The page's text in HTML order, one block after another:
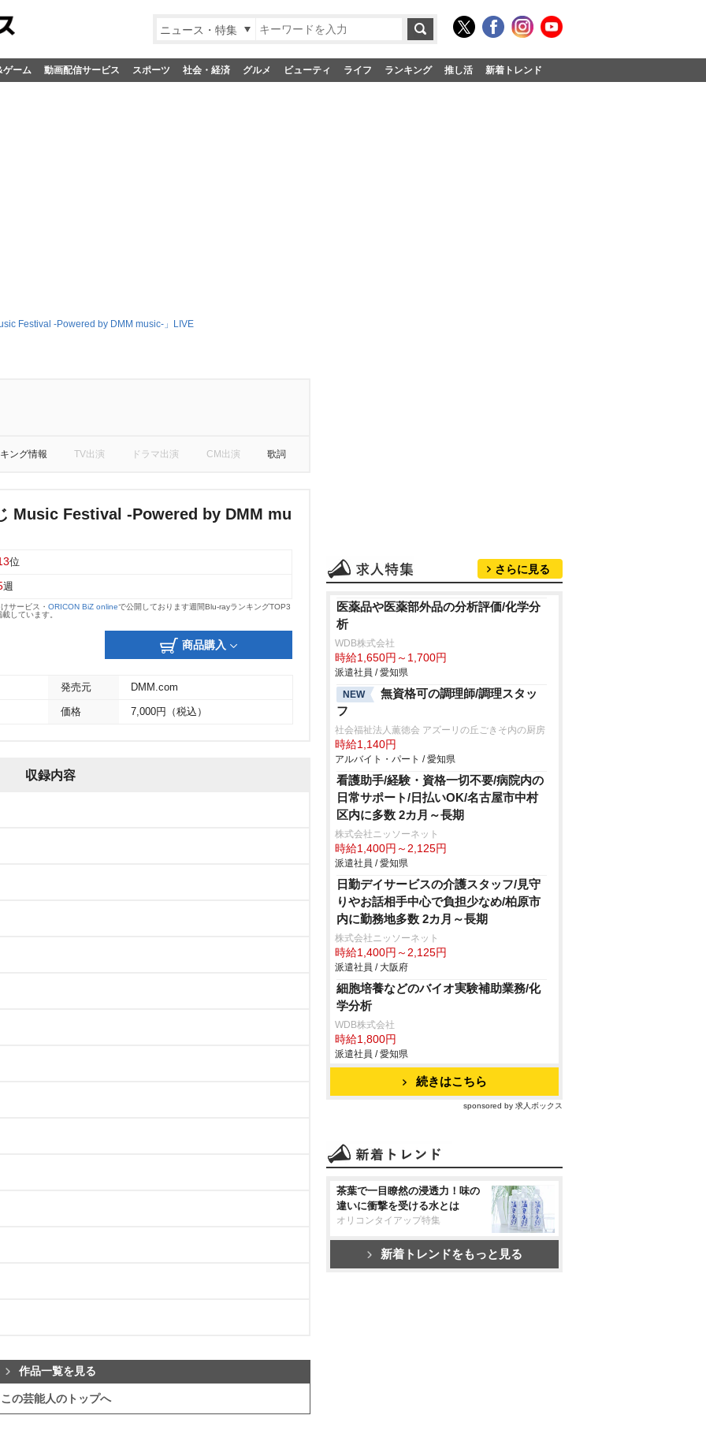
ニュース・特集
ゲーム 動画配信サービス スポーツ 社会・経済 グルメ ビューティ ライフ ランキング 推し活 新着トレンド
Festival -Powered by DMM music-」LIVE
ング情報 TV出演 ドラマ出演 CM出演 歌詞
Music Festival -Powered by DMM mu
位
週
サービス・ ORICON BiZ onlineで公開しております週間Blu-rayランキングTOP3
しています。
商品購入
発売元 DMM.com
価格 7,000円（税込）
収録内容
作品一覧を見る
この芸能人のトップへ
さらに見る
医薬品や医薬部外品の分析評価/化学分
析
WDB株式会社
時給1,650円～1,700円
派遣社員 / 愛知県
NEW
無資格可の調理師/調理スタッ
フ
社会福祉法人薫徳会 アズーリの丘ごきそ内の厨房
時給1,140円
アルバイト・パート / 愛知県
看護助手/経験・資格一切不要/病院内の
日常サポート/日払いOK/名古屋市中村
区内に多数 2カ月～長期
株式会社ニッソーネット
時給1,400円～2,125円
派遣社員 / 愛知県
日勤デイサービスの介護スタッフ/見守
りやお話相手中心で負担少なめ/柏原市
内に勤務地多数 2カ月～長期
株式会社ニッソーネット
時給1,400円～2,125円
派遣社員 / 大阪府
細胞培養などのバイオ実験補助業務/化
学分析
WDB株式会社
時給1,800円
派遣社員 / 愛知県
続きはこちら
sponsored by 求人ボックス
茶葉で一目瞭然の浸透力！味の
違いに衝撃を受ける水とは
オリコンタイアップ特集
新着トレンドをもっと見る